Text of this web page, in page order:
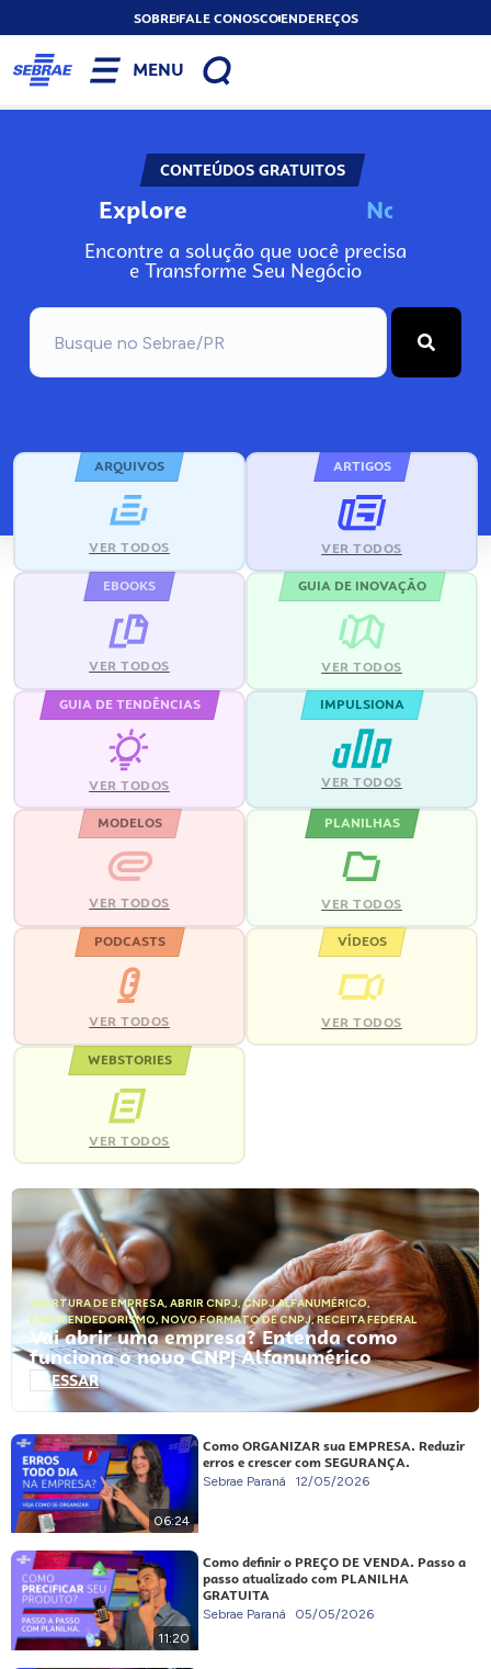
SOBREFALE CONOSCOENDEREÇOS
MENU
CONTEÚDOS GRATUITOS
Explore N
Encontre a solução que você precisa
e Transforme Seu Negócio
ARQUIVOS
VER TODOS
ARTIGOS
VER TODOS
EBOOKS
VER TODOS
GUIA DE INOVAÇÃO
VER TODOS
GUIA DE TENDÊNCIAS
VER TODOS
IMPULSIONA
VER TODOS
MODELOS
VER TODOS
PLANILHAS
VER TODOS
PODCASTS
VER TODOS
VÍDEOS
VER TODOS
WEBSTORIES
VER TODOS
ABERTURA DE EMPRESA, ABRIR CNPJ,CNPJ ALFANUMÉRICO,
EMPREENDEDORISMO, NOVO FORMATO DE CNPJ,RECEITA FEDERAL
Vai abrir uma empresa? Entenda como
funciona o novo CNPJ Alfanumérico
ACESSAR
06:24
Como ORGANIZAR sua EMPRESA. Reduzir
erros e crescer com SEGURANÇA.
Sebrae Paraná 12/05/2026
11:20
Como definir o PREÇO DE VENDA. Passo a
passo atualizado com PLANILHA
GRATUITA
Sebrae Paraná 05/05/2026